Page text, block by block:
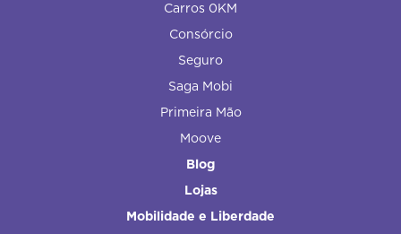
Carros 0KM
Consórcio
Seguro
Saga Mobi
Primeira Mão
Moove
Blog
Lojas
Mobilidade e Liberdade